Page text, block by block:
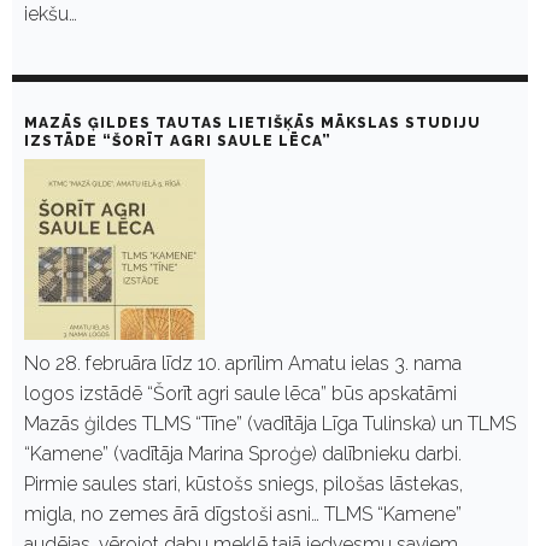
iekšu…
MAZĀS ĢILDES TAUTAS LIETIŠĶĀS MĀKSLAS STUDIJU
IZSTĀDE “ŠORĪT AGRI SAULE LĒCA”
No 28. februāra līdz 10. aprīlim Amatu ielas 3. nama
logos izstādē “Šorīt agri saule lēca” būs apskatāmi
Mazās ģildes TLMS “Tīne” (vadītāja Līga Tulinska) un TLMS
“Kamene” (vadītāja Marina Sproģe) dalībnieku darbi.
Pirmie saules stari, kūstošs sniegs, pilošas lāstekas,
migla, no zemes ārā dīgstoši asni… TLMS “Kamene”